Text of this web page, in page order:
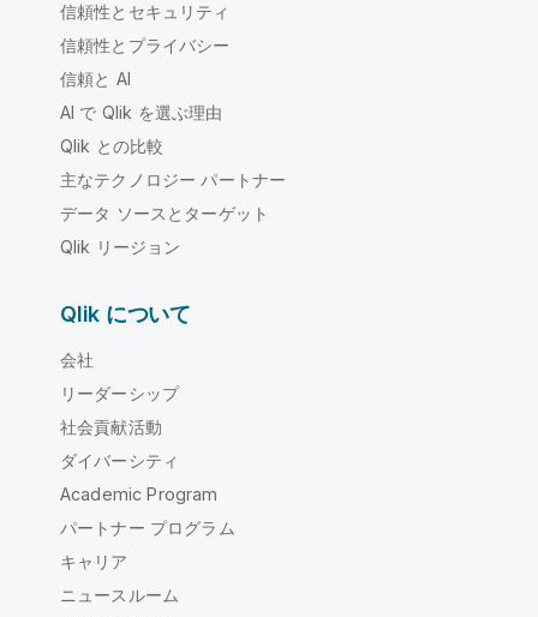
信頼性とセキュリティ
信頼性とプライバシー
信頼と AI
AI で Qlik を選ぶ理由
Qlik との比較
主なテクノロジー パートナー
データ ソースとターゲット
Qlik リージョン
Qlik について
会社
リーダーシップ
社会貢献活動
ダイバーシティ
Academic Program
パートナー プログラム
キャリア
ニュースルーム